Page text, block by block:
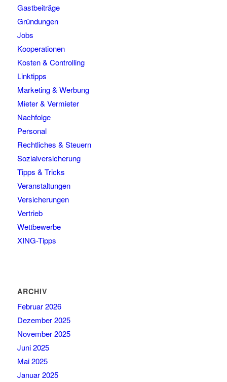
Gastbeiträge
Gründungen
Jobs
Kooperationen
Kosten & Controlling
Linktipps
Marketing & Werbung
Mieter & Vermieter
Nachfolge
Personal
Rechtliches & Steuern
Sozialversicherung
Tipps & Tricks
Veranstaltungen
Versicherungen
Vertrieb
Wettbewerbe
XING-Tipps
ARCHIV
Februar 2026
Dezember 2025
November 2025
Juni 2025
Mai 2025
Januar 2025